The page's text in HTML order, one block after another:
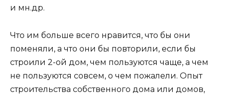
и мн.др.
Что им больше всего нравится, что бы они
поменяли, а что они бы повторили, если бы
строили 2-ой дом, чем пользуются чаще, а чем
не пользуются совсем, о чем пожалели. Опыт
строительства собственного дома или домов,